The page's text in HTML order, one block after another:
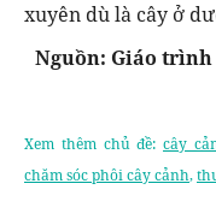
xuyên dù là cây ở
Nguồn: Giáo trình
Xem thêm chủ đề: cây
chăm sóc phôi cây cảnh,